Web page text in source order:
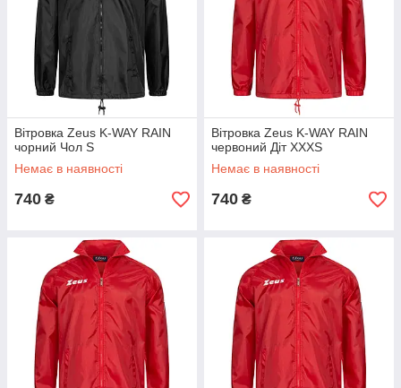
Вітровка Zeus K-WAY RAIN
чорний Чол S
Немає в наявності
740 ₴
Вітровка Zeus K-WAY RAIN
червоний Діт XXXS
Немає в наявності
740 ₴